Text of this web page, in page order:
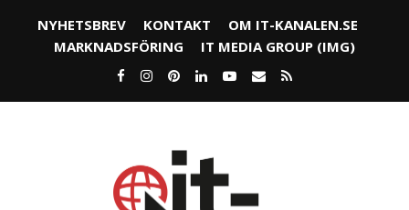
NYHETSBREV KONTAKT
OM IT-KANALEN.SE
MARKNADSFÖRING
IT MEDIA GROUP (IMG)